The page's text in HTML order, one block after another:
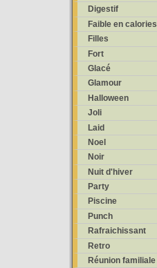
Digestif
Faible en calories
Filles
Fort
Glacé
Glamour
Halloween
Joli
Laid
Noel
Noir
Nuit d'hiver
Party
Piscine
Punch
Rafraichissant
Retro
Réunion familiale